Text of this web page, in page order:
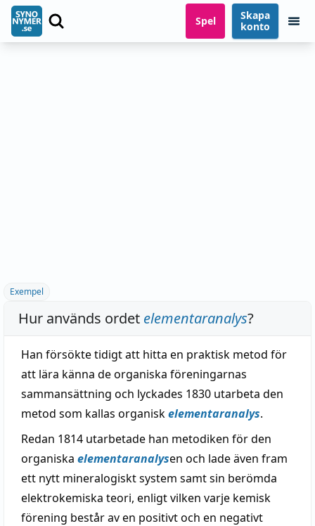
Spel
Skapa
konto
Exempel
Hur används ordet elementaranalys?
Han försökte tidigt att hitta en praktisk metod för
att lära känna de organiska föreningarnas
sammansättning och lyckades 1830 utarbeta den
metod som kallas organiskelementaranalys.
Redan 1814 utarbetade han metodiken för den
organiska elementaranalysen och lade även fram
ett nytt mineralogiskt system samt sin berömda
elektrokemiska teori, enligt vilken varje kemisk
förening består av en positivt och en negativt